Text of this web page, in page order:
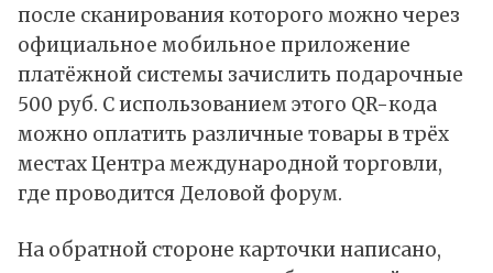
после сканирования которого можно через
официальное мобильное приложение
платёжной системы зачислить подарочные
500 руб. С использованием этого QR-кода
можно оплатить различные товары в трёх
местах Центра международной торговли,
где проводится Деловой форум.
На обратной стороне карточки написано,